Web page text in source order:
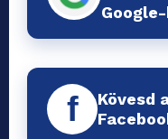
f
Kövesd